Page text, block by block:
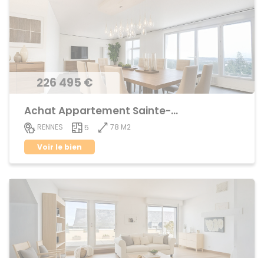
226 495 €
Achat Appartement Sainte-Thérèse
RENNES 5
78 M2
Voir le bien